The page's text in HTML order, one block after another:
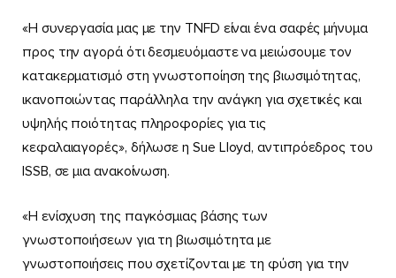
«Η συνεργασία μας με την TNFD είναι ένα σαφές μήνυμα
προς την αγορά ότι δεσμευόμαστε να μειώσουμε τον
κατακερματισμό στη γνωστοποίηση της βιωσιμότητας,
ικανοποιώντας παράλληλα την ανάγκη για σχετικές και
υψηλής ποιότητας πληροφορίες για τις
κεφαλαιαγορές», δήλωσε η Sue Lloyd, αντιπρόεδρος του
ISSB, σε μια ανακοίνωση.
«Η ενίσχυση της παγκόσμιας βάσης των
γνωστοποιήσεων για τη βιωσιμότητα με
γνωστοποιήσεις που σχετίζονται με τη φύση για την